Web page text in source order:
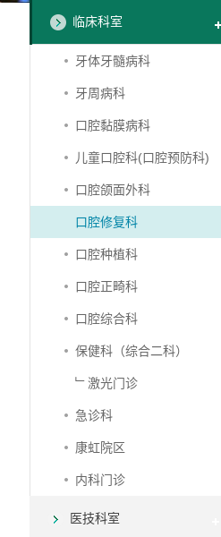
临床科室
牙体牙髓病科
牙周病科
口腔黏膜病科
儿童口腔科(口腔预防科)
口腔颌面外科
口腔修复科
口腔种植科
口腔正畸科
口腔综合科
保健科（综合二科）
﹂激光门诊
急诊科
康虹院区
内科门诊
医技科室